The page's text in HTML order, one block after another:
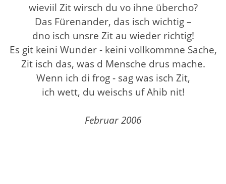
wieviil Zit wirsch du vo ihne übercho?
Das Fürenander, das isch wichtig –
dno isch unsre Zit au wieder richtig!
Es git keini Wunder - keini vollkommne Sache,
Zit isch das, was d Mensche drus mache.
Wenn ich di frog - sag was isch Zit,
ich wett, du weischs uf Ahib nit!
Februar 2006